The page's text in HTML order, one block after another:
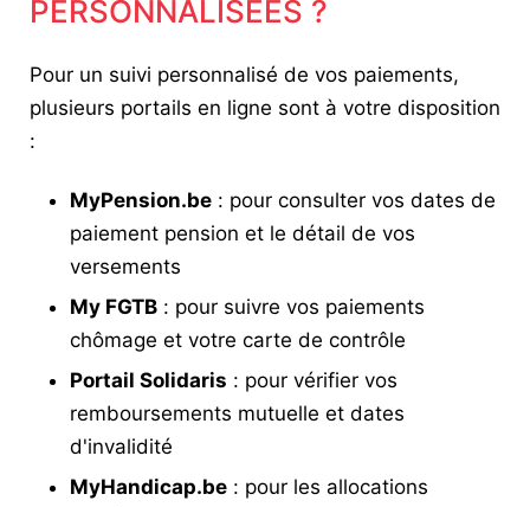
PERSONNALISÉES ?
Pour un suivi personnalisé de vos paiements,
plusieurs portails en ligne sont à votre disposition
:
MyPension.be : pour consulter vos dates de
paiement pension et le détail de vos
versements
My FGTB : pour suivre vos paiements
chômage et votre carte de contrôle
Portail Solidaris : pour vérifier vos
remboursements mutuelle et dates
d'invalidité
MyHandicap.be : pour les allocations